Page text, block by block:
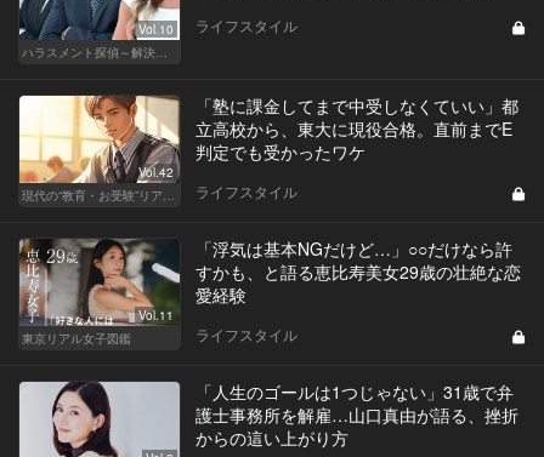
Vol.10
ハラスメント探偵～解決編～
ライフスタイル
Vol.42
現代の“教育・お受験”リアルドキュメント
「塾に課金してまで中受しなくていい」都
立高校から、東大に現役合格。直前までE
判定でも受かったワケ
ライフスタイル
Vol.11
東京リアル女子図鑑
「浮気は基本NGだけど…」○○だけなら許
すかも、と語る恵比寿美女29歳の壮絶な恋
愛経験
ライフスタイル
「人生のゴールは1つじゃない」31歳で弁
護士事務所を解雇…山口真由が語る、挫折
からの這い上がり方